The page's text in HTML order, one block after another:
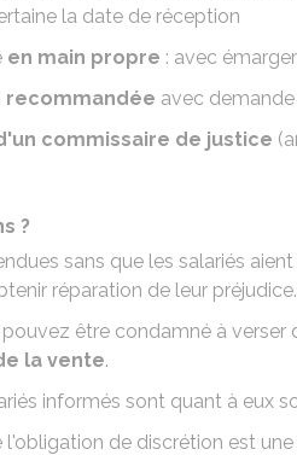
la date de réception
en main propre : avec
avec
commissaire de justice
?
sans que les salariés
réparation de leur préjudice.
être condamné à verser
la vente.
informés sont quant à eux
de discrétion est